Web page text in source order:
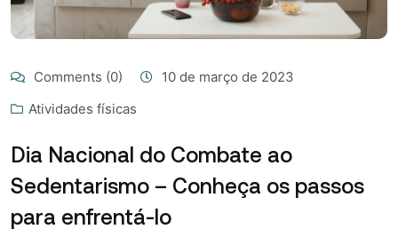
Comments (0)
10 de março de 2023
Atividades físicas
Dia Nacional do Combate ao
Sedentarismo – Conheça os passos
para enfrentá-lo